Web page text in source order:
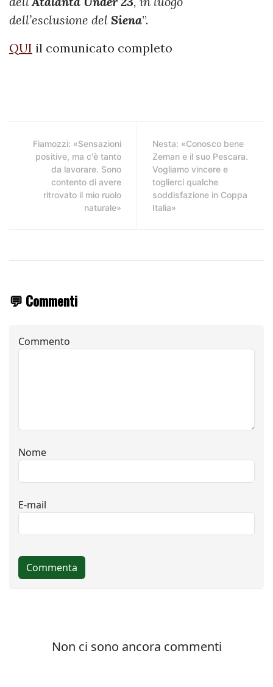
dell’esclusione del Siena”.
QUI il comunicato completo
Fiamozzi: «Sensazioni
positive, ma c'è tanto
da lavorare. Sono
contento di avere
ritrovato il mio ruolo
naturale»
Nesta: «Conosco bene
Zeman e il suo Pescara.
Vogliamo vincere e
toglierci qualche
soddisfazione in Coppa
Italia»
💬 Commenti